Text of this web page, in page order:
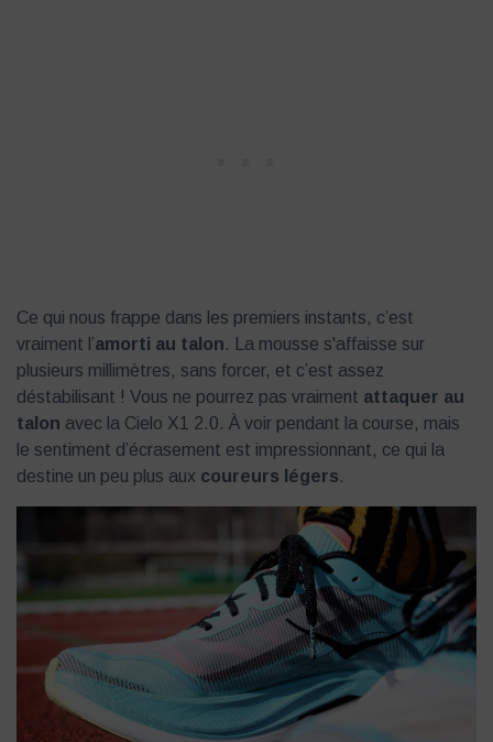
Ce qui nous frappe dans les premiers instants, c’est
vraiment l’amorti au talon. La mousse s'affaisse sur
plusieurs millimètres, sans forcer, et c’est assez
déstabilisant ! Vous ne pourrez pas vraiment attaquer au
talon avec la Cielo X1 2.0. À voir pendant la course, mais
le sentiment d’écrasement est impressionnant, ce qui la
destine un peu plus aux coureurs légers.